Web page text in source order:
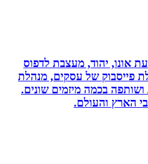
יהוד, מעצבת לדפוס
של עסקים, מנהלת
בכמה מיזמים שונים.
והעולם.